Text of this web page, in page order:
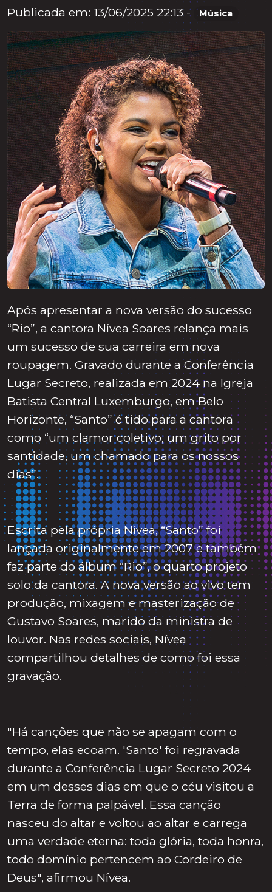
Publicada em: 13/06/2025 22:13 - Música
Após apresentar a nova versão do sucesso
“Rio”, a cantora Nívea Soares relança mais
um sucesso de sua carreira em nova
roupagem. Gravado durante a Conferência
Lugar Secreto, realizada em 2024 na Igreja
Batista Central Luxemburgo, em Belo
Horizonte, “Santo” é tido para a cantora
como “um clamor coletivo, um grito por
santidade, um chamado para os nossos
dias”.
Escrita pela própria Nívea, “Santo” foi
lançada originalmente em 2007 e também
faz parte do álbum “Rio”, o quarto projeto
solo da cantora. A nova versão ao vivo tem
produção, mixagem e masterização de
Gustavo Soares, marido da ministra de
louvor. Nas redes sociais, Nívea
compartilhou detalhes de como foi essa
gravação.
"Há canções que não se apagam com o
tempo, elas ecoam. 'Santo' foi regravada
durante a Conferência Lugar Secreto 2024
em um desses dias em que o céu visitou a
Terra de forma palpável. Essa canção
nasceu do altar e voltou ao altar e carrega
uma verdade eterna: toda glória, toda honra,
todo domínio pertencem ao Cordeiro de
Deus", afirmou Nívea.